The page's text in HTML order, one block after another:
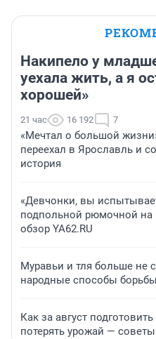
Накипело у
уехала жить, а я
хорошей»
21 час 16 192 7
«Мечтал о большой
переехал в Ярославль и
история
«Девчонки, вы
подпольной рюмочной на
обзор YA62.RU
Муравьи и тля больше не
народные способы
Как за август
потерять урожай —